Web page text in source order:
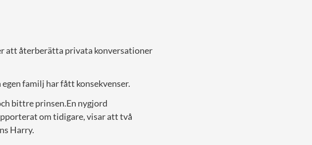
att återberätta privata konversationer
familj har fått konsekvenser.
bittre prinsen.En nygjord
om tidigare, visar att två
Harry.